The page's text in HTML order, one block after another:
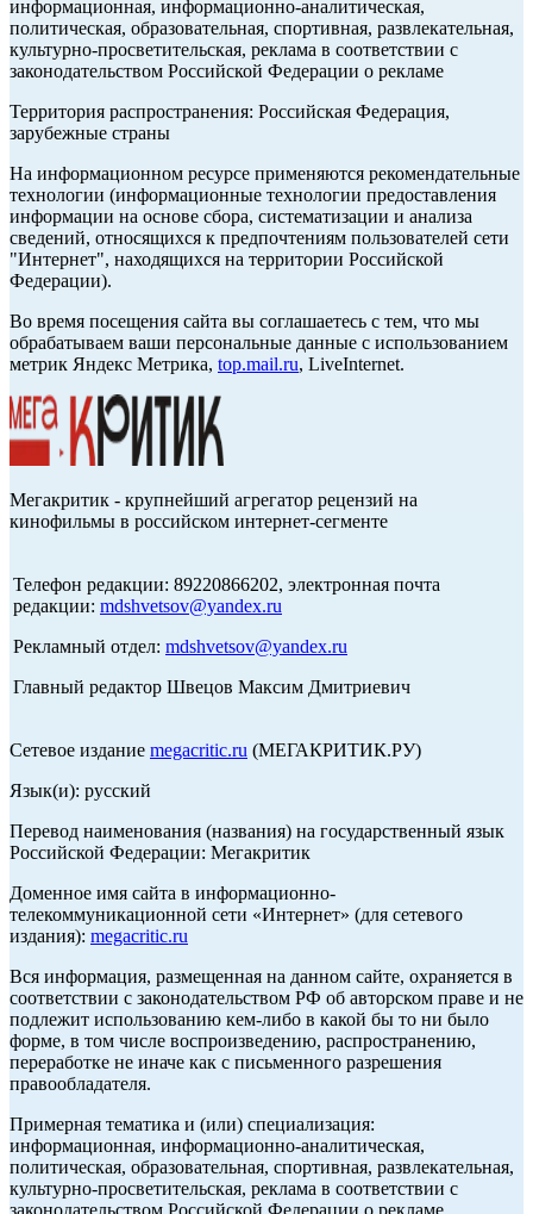
информационная, информационно-аналитическая,
политическая, образовательная, спортивная, развлекательная,
культурно-просветительская, реклама в соответствии с
законодательством Российской Федерации о рекламе
Территория распространения: Российская Федерация,
зарубежные страны
На информационном ресурсе применяются рекомендательные
технологии (информационные технологии предоставления
информации на основе сбора, систематизации и анализа
сведений, относящихся к предпочтениям пользователей сети
"Интернет", находящихся на территории Российской
Федерации).
Во время посещения сайта вы соглашаетесь с тем, что мы
обрабатываем ваши персональные данные с использованием
метрик Яндекс Метрика, top.mail.ru, LiveInternet.
Мегакритик - крупнейший агрегатор рецензий на
кинофильмы в российском интернет-сегменте
Телефон редакции: 89220866202, электронная почта
редакции: mdshvetsov@yandex.ru
Рекламный отдел: mdshvetsov@yandex.ru
Главный редактор Швецов Максим Дмитриевич
Сетевое издание megacritic.ru (МЕГАКРИТИК.РУ)
Язык(и): русский
Перевод наименования (названия) на государственный язык
Российской Федерации: Мегакритик
Доменное имя сайта в информационно-
телекоммуникационной сети «Интернет» (для сетевого
издания): megacritic.ru
Вся информация, размещенная на данном сайте, охраняется в
соответствии с законодательством РФ об авторском праве и не
подлежит использованию кем-либо в какой бы то ни было
форме, в том числе воспроизведению, распространению,
переработке не иначе как с письменного разрешения
правообладателя.
Примерная тематика и (или) специализация:
информационная, информационно-аналитическая,
политическая, образовательная, спортивная, развлекательная,
культурно-просветительская, реклама в соответствии с